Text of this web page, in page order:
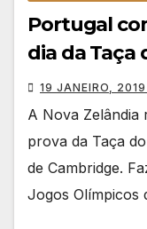
Portugal
dia da Taça
19 JANEIRO, 2019
A Nova Zelândia
prova da Taça
de Cambridge.
Jogos Olímpicos